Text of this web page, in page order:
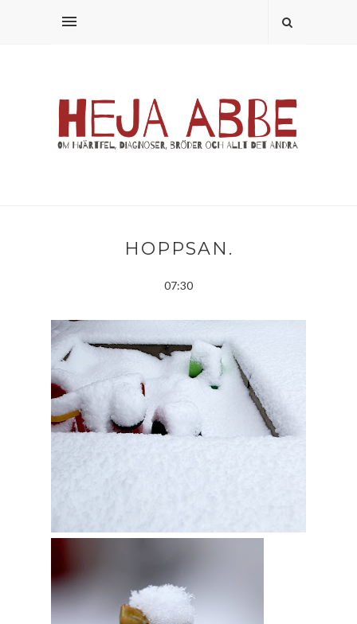
HOPPSAN.
07:30